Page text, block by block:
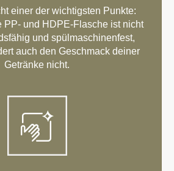
einer der wichtigsten Punkte:
PP- und HDPE-Flasche ist nicht
und spülmaschinenfest,
auch den Geschmack deiner
Getränke nicht.